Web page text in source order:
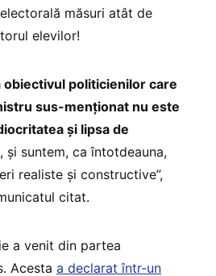
măsuri atât de
elevilor!
obiectivul politicienilor care
sus-menționat nu este
și lipsa de
, și suntem, ca întotdeauna,
realiste și constructive”,
citat.
a venit din partea
Acesta a declarat într-un